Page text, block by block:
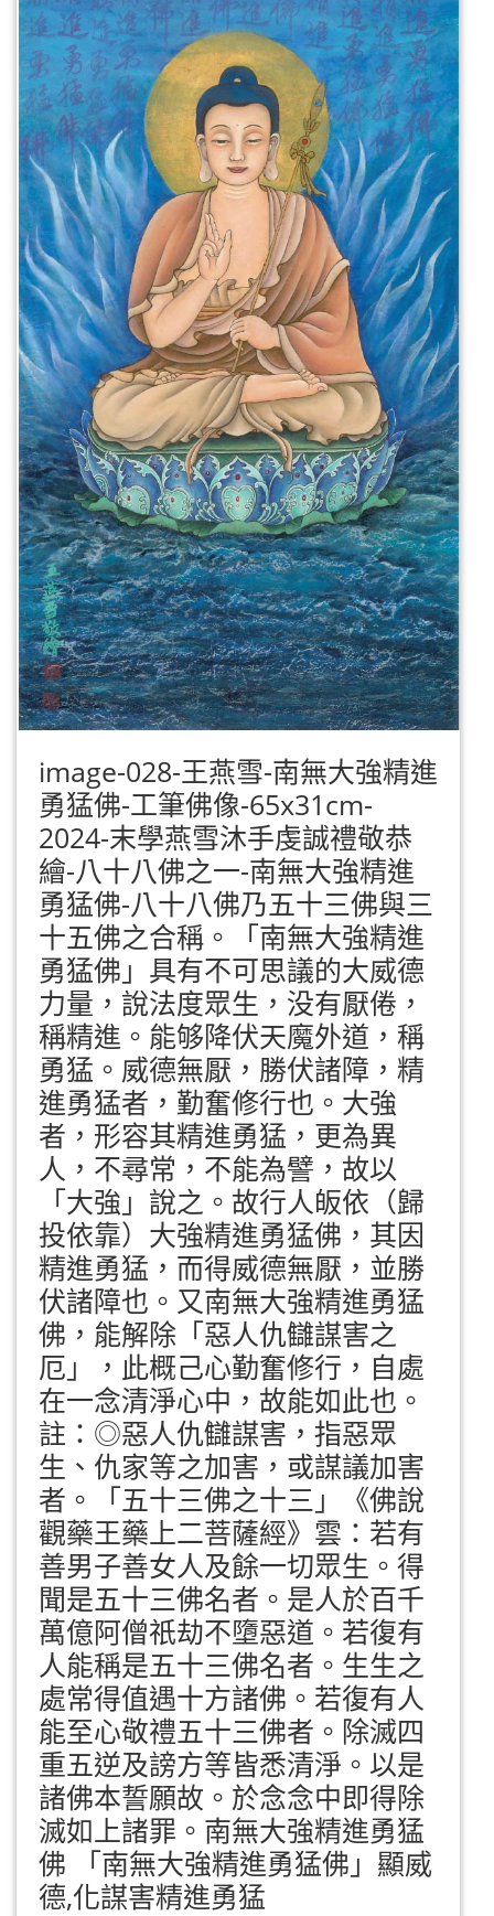
image-028-王燕雪-南無大強精進
勇猛佛-工筆佛像-65x31cm-
2024-末學燕雪沐手虔誠禮敬恭
繪-八十八佛之一-南無大強精進
勇猛佛-八十八佛乃五十三佛與三
十五佛之合稱。「南無大強精進
勇猛佛」具有不可思議的大威德
力量，說法度眾生，没有厭倦，
稱精進。能够降伏天魔外道，稱
勇猛。威德無厭，勝伏諸障，精
進勇猛者，勤奮修行也。大強
者，形容其精進勇猛，更為異
人，不尋常，不能為譬，故以
「大強」說之。故行人皈依（歸
投依靠）大強精進勇猛佛，其因
精進勇猛，而得威德無厭，並勝
伏諸障也。又南無大強精進勇猛
佛，能解除「惡人仇讎謀害之
厄」，此概己心勤奮修行，自處
在一念清淨心中，故能如此也。
註：◎惡人仇讎謀害，指惡眾
生、仇家等之加害，或謀議加害
者。「五十三佛之十三」《佛說
觀藥王藥上二菩薩經》雲：若有
善男子善女人及餘一切眾生。得
聞是五十三佛名者。是人於百千
萬億阿僧祇劫不墮惡道。若復有
人能稱是五十三佛名者。生生之
處常得值遇十方諸佛。若復有人
能至心敬禮五十三佛者。除滅四
重五逆及謗方等皆悉清淨。以是
諸佛本誓願故。於念念中即得除
滅如上諸罪。南無大強精進勇猛
佛 「南無大強精進勇猛佛」顯威
德,化謀害精進勇猛